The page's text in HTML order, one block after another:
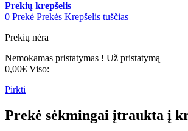
Prekių krepšelis
0 Prekė Prekės Krepšelis tuščias
Prekių nėra
Nemokamas pristatymas ! Už pristatymą
0,00€ Viso:
Pirkti
Prekė sėkmingai įtraukta į